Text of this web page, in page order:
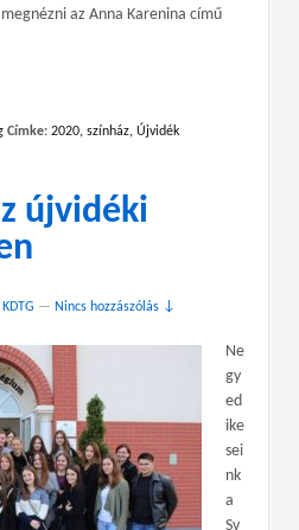
az Anna Karenina című
Címke: 2020, színház, Újvidék
újvidéki
KDTG — Nincs hozzászólás ↓
Ne
gy
ed
ike
sei
nk
a
Sv